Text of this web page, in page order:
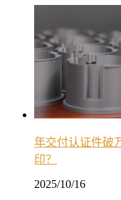
年交付认证件破
印？
2025/10/16